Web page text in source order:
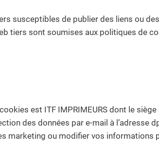
susceptibles de publier des liens ou
tiers sont soumises aux politiques de
est ITF IMPRIMEURS dont le siège
des données par e-mail à l’adresse
marketing ou modifier vos informations